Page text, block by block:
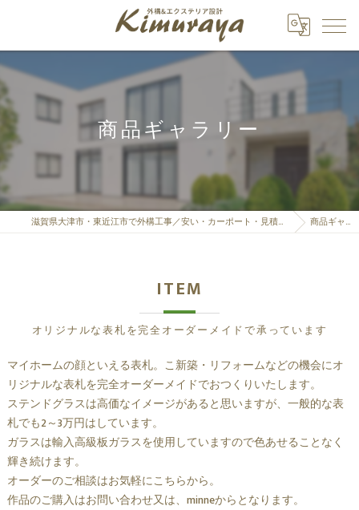
商品ギャラリー
滋賀県大津市・東近江市で外構工事／安い・カーポート・見積もりなら「株式会社Kimuraya」へ 商品ギャラリー
ITEM
オリジナルな表札を完全オーダーメイドで承っています
マイホームの顔といえる表札。こ新築・リフォームなどの機会にオ
リジナルな表札を完全オーダーメイドでおつくりいたします。
ステンドグラスは高価なイメージがあると思いますが、一般的な表
札でも2～3万円はしています。
ガラスは輸入高級板ガラスを使用していますので色あせることなく
輝き続けます。
オーダーのご相談はお気軽にこちらから。
作品のご購入はお問い合わせ又は、minneからとなります。